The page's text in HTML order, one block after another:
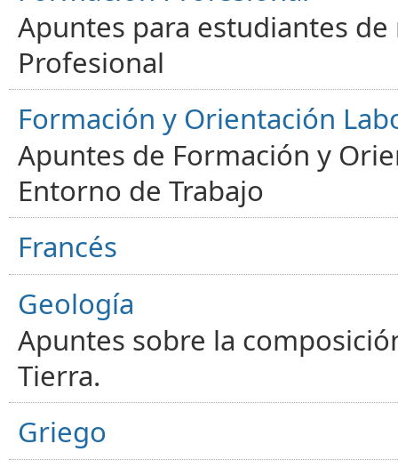
Apuntes para estudiantes
Profesional
Formación y Orientación
Apuntes de Formación y
Entorno de Trabajo
Francés
Geología
Apuntes sobre la
Tierra.
Griego